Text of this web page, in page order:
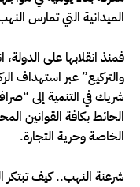
الميدانية التي تمارس
فمنذ انقلابها على
والتركيع” عبر استهداف
شريك في التنمية إلى
الحائط بكافة القوانين
الخاصة وحرية التجارة.
شرعنة النهب.. كيف تبتكر